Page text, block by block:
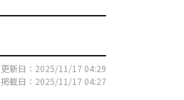
更新日：2025/11/17 04:29
掲載日：2025/11/17 04:27